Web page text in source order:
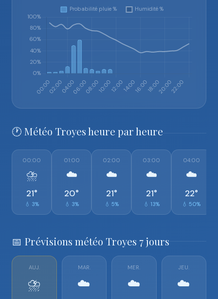
🕐 Météo Troyes heure par heure
00:00
⛈️
21°
💧 3%
01:00
☁️
20°
💧 3%
02:00
☁️
21°
💧 5%
03:00
☁️
21°
💧 13%
04:00
☁️
22°
💧 50%
📅 Prévisions météo Troyes 7 jours
AUJ.
⛈️
MAR.
☁️
MER.
☁️
JEU.
☁️